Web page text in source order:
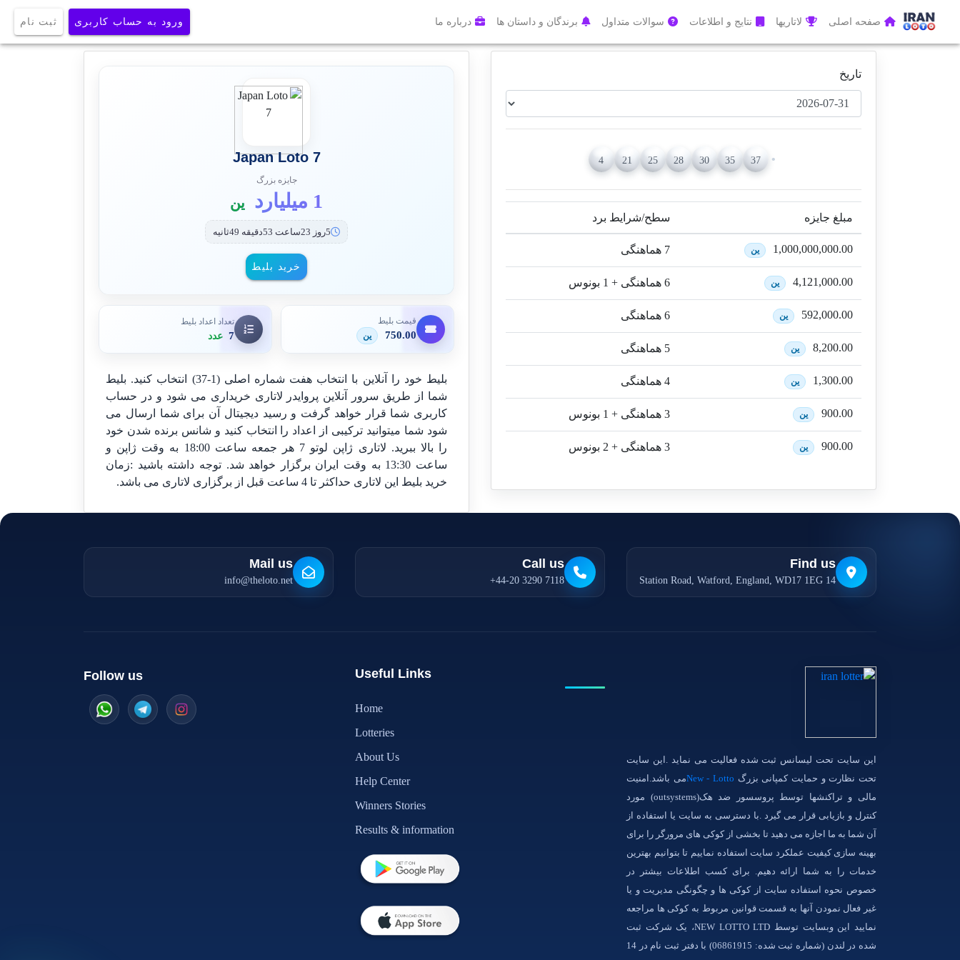
صفحه اصلی لاتاریها نتایج و اطلاعات سوالات متداول برندگان و داستان ها درباره ما ورود به حساب کاربری ثبت نام
تاریخ
4 21 25 28 30 35 37
مبلغ جایزه سطح/شرایط برد
1,000,000,000.00 ین 7 هماهنگی
4,121,000.00 ین 6 هماهنگی + 1 بونوس
592,000.00 ین 6 هماهنگی
8,200.00 ین 5 هماهنگی
1,300.00 ین 4 هماهنگی
900.00 ین 3 هماهنگی + 1 بونوس
900.00 ین 3 هماهنگی + 2 بونوس
Japan Loto 7
جایزه بزرگ
1 میلیارد ین
5روز 23ساعت 53دقیقه 49ثانیه
خرید بلیط
قیمت بلیط
750.00 ین
تعداد اعداد بلیط
7 عدد
بلیط خود را آنلاین با انتخاب هفت شماره اصلی (1-37) انتخاب کنید. بلیط
شما از طریق سرور آنلاین پروایدر لاتاری خریداری می شود و در حساب
کاربری شما قرار خواهد گرفت و رسید دیجیتال آن برای شما ارسال می
شود شما میتوانید ترکیبی از اعداد را انتخاب کنید و شانس برنده شدن خود
را بالا ببرید. لاتاری ژاپن لوتو 7 هر جمعه ساعت 18:00 به وقت ژاپن و
ساعت 13:30 به وقت ایران برگزار خواهد شد. توجه داشته باشید :زمان
خرید بلیط این لاتاری حداکثر تا 4 ساعت قبل از برگزاری لاتاری می باشد.
Find us
14 Station Road, Watford, England, WD17 1EG
Call us
+44-20 3290 7118
Mail us
info@theloto.net
این سایت تحت لیسانس ثبت شده فعالیت می نماید .این سایت
تحت نظارت و حمایت کمپانی بزرگ New - Lottoمی باشد.امنیت
مالی و تراکنشها توسط پروسسور ضد هک(outsystems) مورد
کنترل و بازیابی قرار می گیرد .با دسترسی به سایت یا استفاده از
آن شما به ما اجازه می دهید تا بخشی از کوکی های مرورگر را برای
بهینه سازی کیفیت عملکرد سایت استفاده نماییم تا بتوانیم بهترین
خدمات را به شما ارائه دهیم. برای کسب اطلاعات بیشتر در
خصوص نحوه استفاده سایت از کوکی ها و چگونگی مدیریت و یا
غیر فعال نمودن آنها به قسمت قوانین مربوط به کوکی ها مراجعه
نمایید این وبسایت توسط NEW LOTTO LTD، یک شرکت ثبت
شده در لندن (شماره ثبت شده: 06861915) با دفتر ثبت نام در 14
Useful Links
Home
Lotteries
About Us
Help Center
Winners Stories
Results & information
Follow us